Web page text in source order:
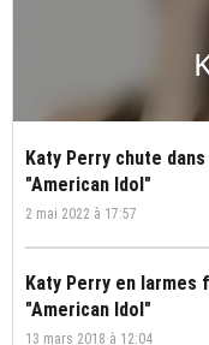
Katy Perry chute
"American Idol"
2 mai 2022 à 17:57
Katy Perry en larmes
"American Idol"
13 mars 2018 à 12:04